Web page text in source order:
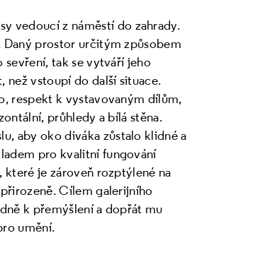
vedoucí z náměstí do zahrady.
Daný prostor určitým způsobem
sevření, tak se vytváří jeho
než vstoupí do další situace.
respekt k vystavovaným dílům,
průhledy a bílá stěna.
aby oko diváka zůstalo klidné a
pro kvalitní fungování
které je zároveň rozptýlené na
Cílem galerijního
k přemýšlení a dopřát mu
umění.